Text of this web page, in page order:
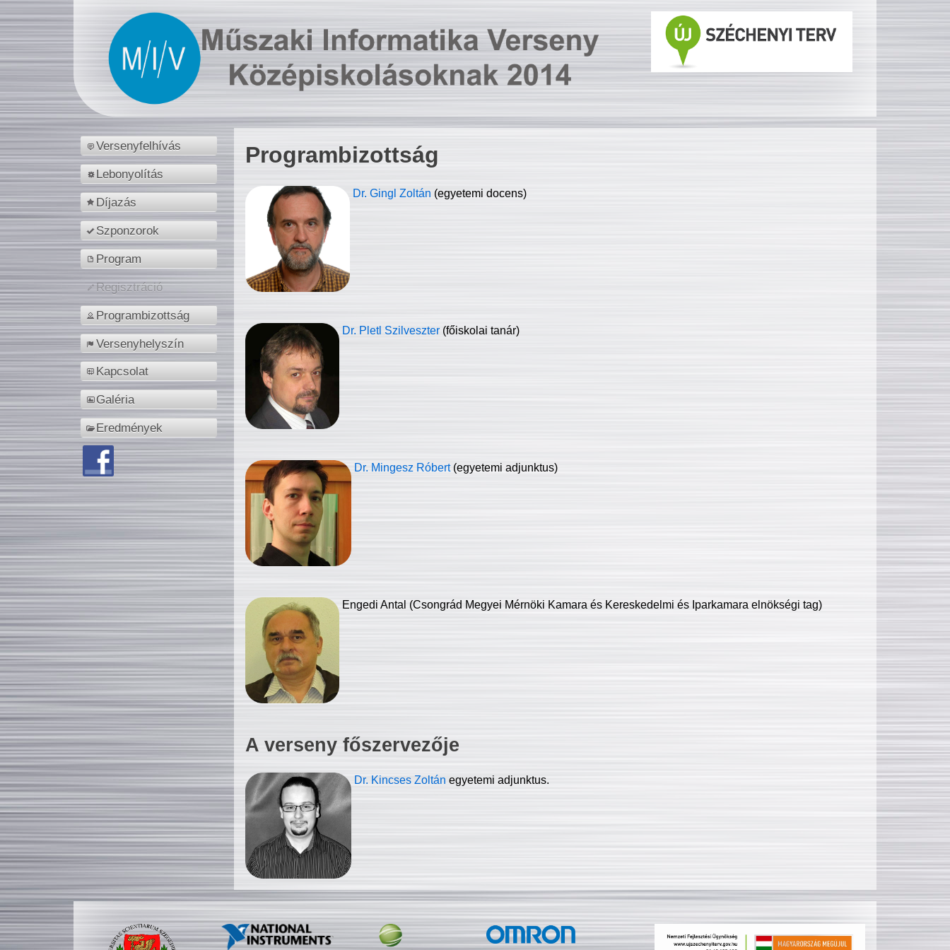
Versenyfelhívás
Lebonyolítás
Díjazás
Szponzorok
Program
Regisztráció
Programbizottság
Versenyhelyszín
Kapcsolat
Galéria
Eredmények
Programbizottság
Dr. Gingl Zoltán (egyetemi docens)
Dr. Pletl Szilveszter (főiskolai tanár)
Dr. Mingesz Róbert (egyetemi adjunktus)
Engedi Antal (Csongrád Megyei Mérnöki Kamara és Kereskedelmi és Iparkamara elnökségi tag)
A verseny főszervezője
Dr. Kincses Zoltán egyetemi adjunktus.